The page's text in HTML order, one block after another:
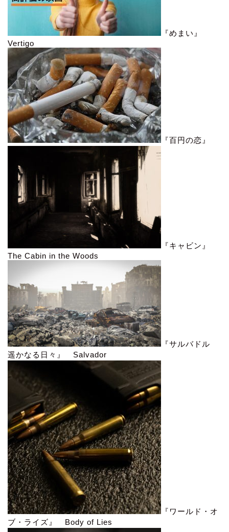
『めまい』
Vertigo
『百円の恋』
『キャビン』
The Cabin in the Woods
『サルバドル
遥かなる日々』 Salvador
『ワールド・オ
ブ・ライズ』 Body of Lies